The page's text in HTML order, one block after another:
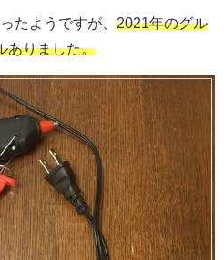
たようですが、 2021年のグル
ありました。